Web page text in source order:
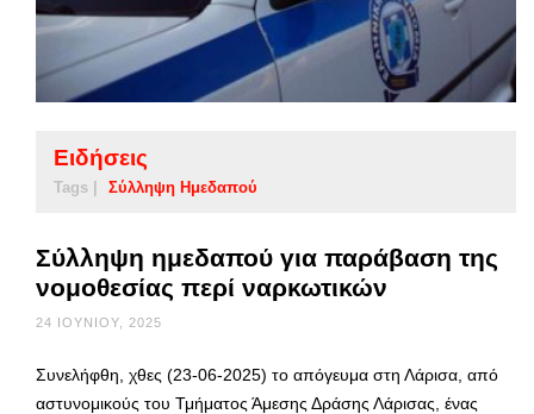
Ειδήσεις
Tags | Σύλληψη Ημεδαπού
Σύλληψη ημεδαπού για παράβαση της
νομοθεσίας περί ναρκωτικών
24 ΙΟΥΝΊΟΥ, 2025
Συνελήφθη, χθες (23-06-2025) το απόγευμα στη Λάρισα, από
αστυνομικούς του Τμήματος Άμεσης Δράσης Λάρισας, ένας